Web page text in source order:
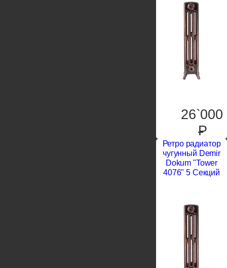
26`000
P
Ретро радиатор
чугунный Demir
Dokum "Tower
4076" 5 Секций